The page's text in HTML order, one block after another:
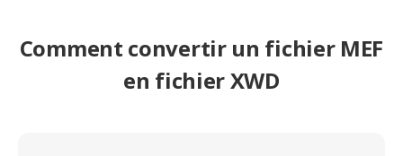
Comment convertir un fichier MEF
en fichier XWD